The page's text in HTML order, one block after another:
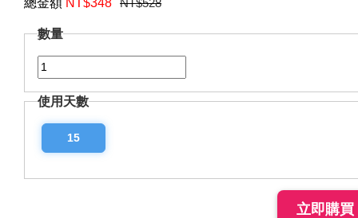
總金額 NT$348 NT$528
數量
使用天數
15